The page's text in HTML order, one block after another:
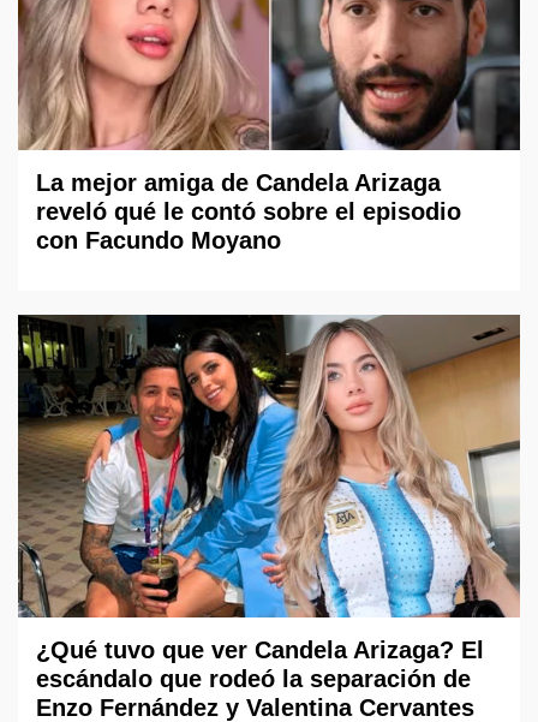
La mejor amiga de Candela Arizaga
reveló qué le contó sobre el episodio
con Facundo Moyano
¿Qué tuvo que ver Candela Arizaga? El
escándalo que rodeó la separación de
Enzo Fernández y Valentina Cervantes